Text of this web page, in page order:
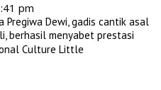
pm
Pregiwa Dewi, gadis cantik asal
berhasil menyabet prestasi
Culture Little